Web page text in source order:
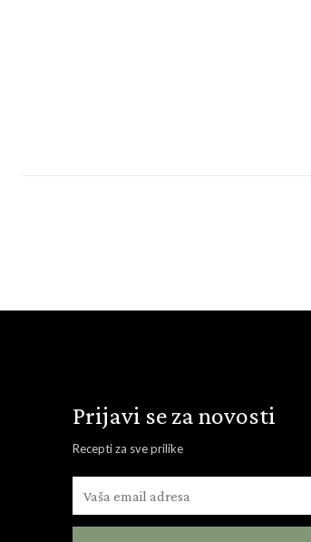
Prijavi se za novosti
Recepti za sve prilike